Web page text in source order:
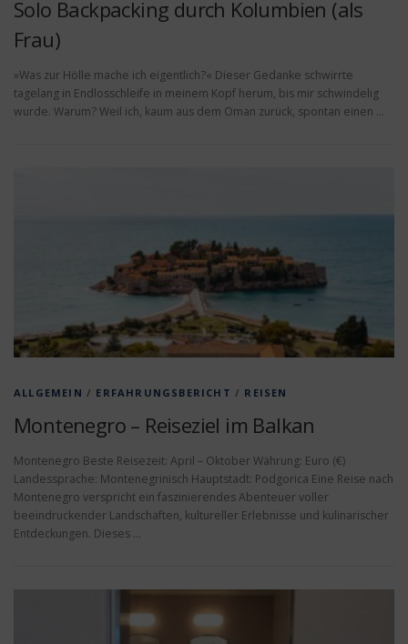
Solo Backpacking durch Kolumbien (als
Frau)
»Was zur Hölle mache ich eigentlich?« Dieser Gedanke schwirrte
tagelang in Endlosschleife in meinem Kopf herum, bis mir schwindelig
wurde. Warum? Weil ich, kaum aus dem Oman zurück, spontan einen …
ALLGEMEIN / ERFAHRUNGSBERICHT / REISEN
Montenegro – Reiseziel im Balkan
Montenegro Beste Reisezeit: April – Oktober Währung: Euro (€)
Landessprache: Montenegrinisch Hauptstadt: Podgorica Eine Reise nach
Montenegro verspricht ein faszinierendes Abenteuer voller
beeindruckender Landschaften, kultureller Erlebnisse und kulinarischer
Entdeckungen. Dieses …